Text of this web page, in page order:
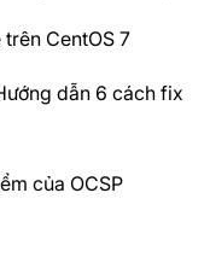
CentOS 7
dẫn 6 cách fix
của OCSP